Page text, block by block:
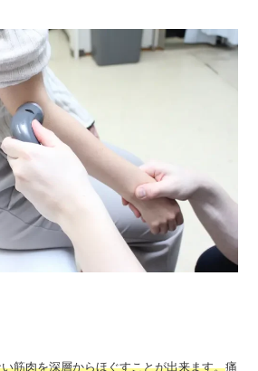
筋肉を深層からほぐすことが出来ます。痛